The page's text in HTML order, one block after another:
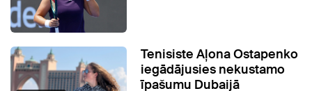
Tenisiste Aļona Ostapenko
iegādājusies nekustamo
īpašumu Dubaijā